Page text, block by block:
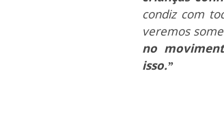
condiz com
veremos
no
isso.”